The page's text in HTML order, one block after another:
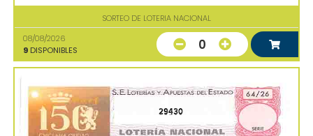
SORTEO DE LOTERIA NACIONAL
08/08/2026
9 DISPONIBLES 0
29430